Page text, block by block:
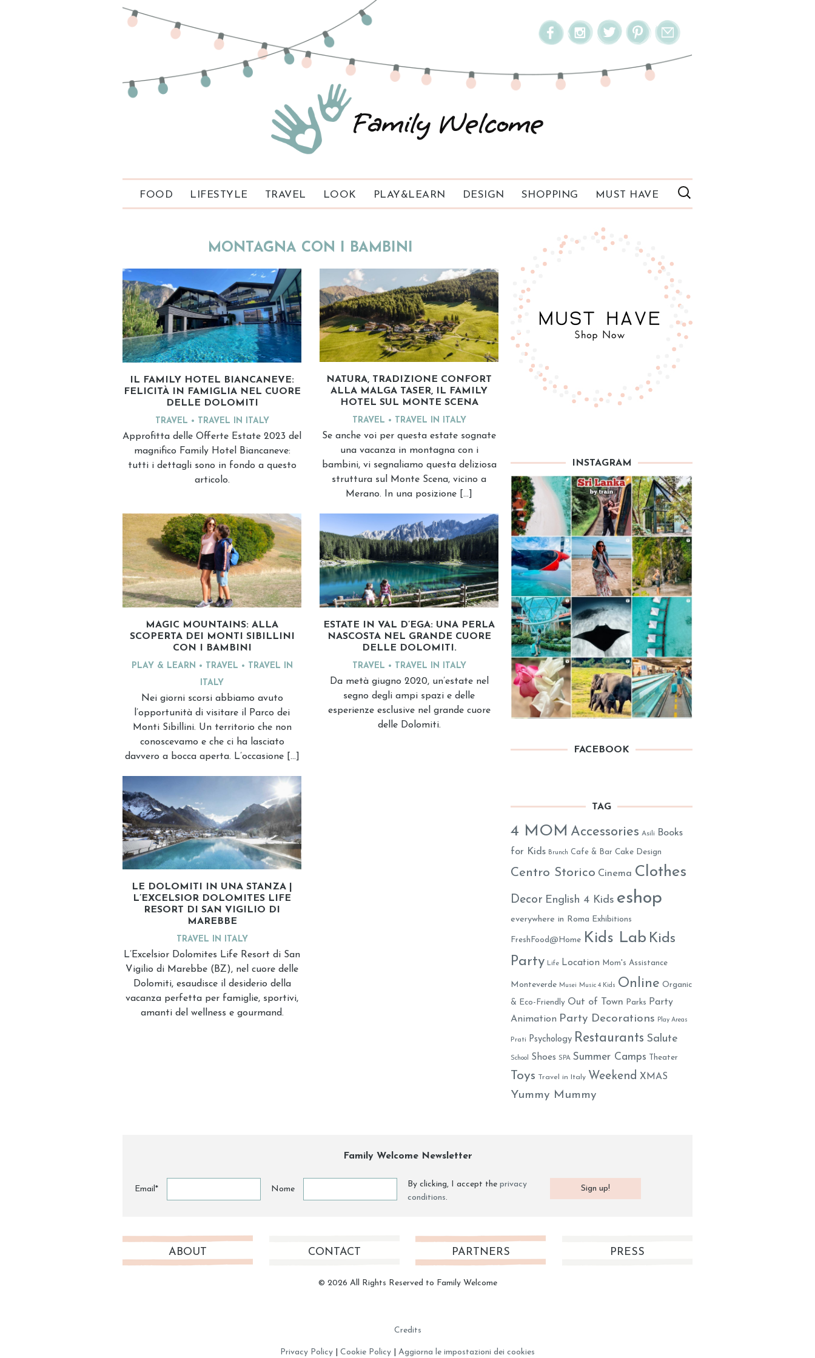
FOOD LIFESTYLE TRAVEL LOOK PLAY&LEARN DESIGN SHOPPING MUST HAVE
MONTAGNA CON I BAMBINI
IL FAMILY HOTEL BIANCANEVE:
FELICITÀ IN FAMIGLIA NEL CUORE
DELLE DOLOMITI
TRAVEL TRAVEL IN ITALY
Approfitta delle Offerte Estate 2023 del
magnifico Family Hotel Biancaneve:
tutti i dettagli sono in fondo a questo
articolo.
NATURA, TRADIZIONE CONFORT
ALLA MALGA TASER, IL FAMILY
HOTEL SUL MONTE SCENA
TRAVEL TRAVEL IN ITALY
Se anche voi per questa estate sognate
una vacanza in montagna con i
bambini, vi segnaliamo questa deliziosa
struttura sul Monte Scena, vicino a
Merano. In una posizione […]
MAGIC MOUNTAINS: ALLA
SCOPERTA DEI MONTI SIBILLINI
CON I BAMBINI
PLAY & LEARN TRAVEL
TRAVEL IN
ITALY
Nei giorni scorsi abbiamo avuto
l’opportunità di visitare il Parco dei
Monti Sibillini. Un territorio che non
conoscevamo e che ci ha lasciato
davvero a bocca aperta. L’occasione […]
ESTATE IN VAL D’EGA: UNA PERLA
NASCOSTA NEL GRANDE CUORE
DELLE DOLOMITI.
TRAVEL TRAVEL IN ITALY
Da metà giugno 2020, un’estate nel
segno degli ampi spazi e delle
esperienze esclusive nel grande cuore
delle Dolomiti.
LE DOLOMITI IN UNA STANZA |
L’EXCELSIOR DOLOMITES LIFE
RESORT DI SAN VIGILIO DI
MAREBBE
TRAVEL IN ITALY
L’Excelsior Dolomites Life Resort di San
Vigilio di Marebbe (BZ), nel cuore delle
Dolomiti, esaudisce il desiderio della
vacanza perfetta per famiglie, sportivi,
amanti del wellness e gourmand.
INSTAGRAM
FACEBOOK
TAG
4 MOM Accessories Asili
Books
for Kids Brunch Cafe & Bar Cake Design
Centro Storico Cinema Clothes
Decor English 4 Kids eshop
everywhere in Roma Exhibitions
FreshFood@Home Kids Lab Kids
Party Life Location Mom's Assistance
Monteverde Musei Music 4 Kids Online Organic
& Eco-Friendly Out of Town Parks
Party
Animation Party Decorations Play Areas
Prati Psychology Restaurants Salute
School Shoes SPA Summer Camps Theater
Toys Travel in Italy Weekend XMAS
Yummy Mummy
Family Welcome Newsletter
Email* Nome
By clicking, I accept the privacy
conditions.
ABOUT CONTACT PARTNERS PRESS
© 2026 All Rights Reserved to Family Welcome
Credits
Privacy Policy Cookie Policy Aggiorna le impostazioni dei cookies